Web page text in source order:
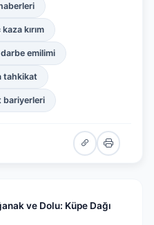
kırım
emilimi
tahkikat
bariyerleri
ve Dolu: Küpe Dağı